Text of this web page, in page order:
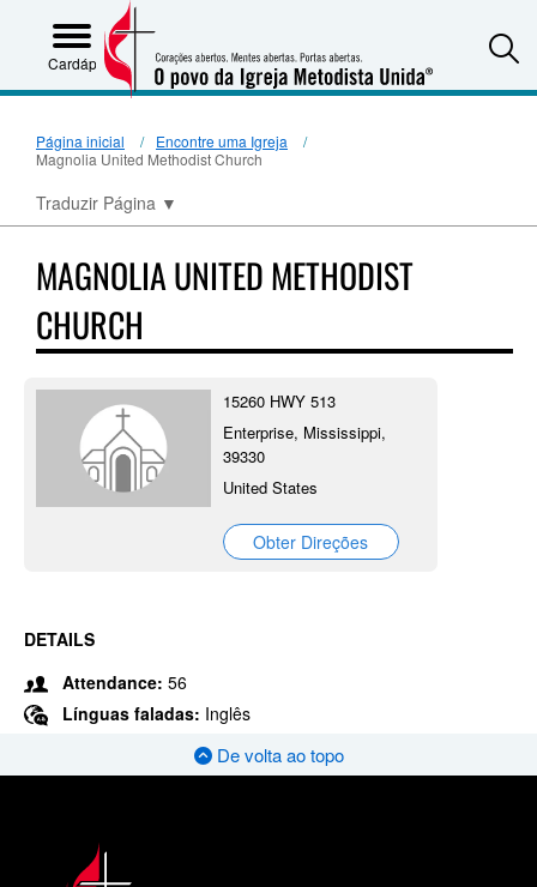
Cardápio
Página inicial
Encontre uma Igreja
Magnolia United Methodist Church
Traduzir Página ▼
MAGNOLIA UNITED METHODIST
CHURCH
15260 HWY 513
Enterprise, Mississippi,
39330
United States
Obter Direções
DETAILS
Attendance: 56
Línguas faladas: Inglês
De volta ao topo